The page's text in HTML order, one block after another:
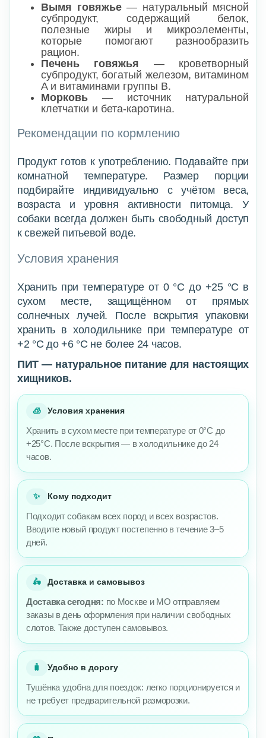
Вымя говяжье— натуральный мясной
субпродукт, содержащий белок,
полезные жиры и микроэлементы,
которые помогают разнообразить
рацион.
Печень говяжья — кроветворный
субпродукт, богатый железом, витамином
A и витаминами группы B.
Морковь — источник натуральной
клетчатки и бета-каротина.
Рекомендации по кормлению
Продукт готов к употреблению. Подавайте при
комнатной температуре. Размер порции
подбирайте индивидуально с учётом веса,
возраста и уровня активности питомца. У
собаки всегда должен быть свободный доступ
к свежей питьевой воде.
Условия хранения
Хранить при температуре от 0 °C до +25 °C в
сухом месте, защищённом от прямых
солнечных лучей. После вскрытия упаковки
хранить в холодильнике при температуре от
+2 °C до +6 °C не более 24 часов.
ПИТ — натуральное питание для настоящих
хищников.
🧊 Условия хранения
Хранить в сухом месте при температуре от 0°C до
+25°C. После вскрытия — в холодильнике до 24
часов.
✨ Кому подходит
Подходит собакам всех пород и всех возрастов.
Вводите новый продукт постепенно в течение 3–5
дней.
🛵 Доставка и самовывоз
Доставка сегодня: по Москве и МО отправляем
заказы в день оформления при наличии свободных
слотов. Также доступен самовывоз.
🧳 Удобно в дорогу
Тушёнка удобна для поездок: легко порционируется и
не требует предварительной разморозки.